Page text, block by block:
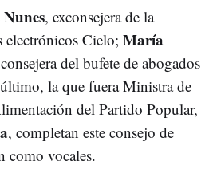
, exconsejera de la
electrónicos Cielo; María
del bufete de abogados
la que fuera Ministra de
del Partido Popular,
, completan este consejo de
como vocales.